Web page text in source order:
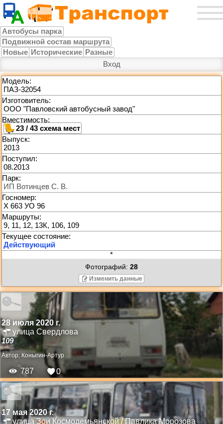
Автобусы парка
Подвижной состав маршрута
Новые Исторические Разные
Вход
Модель:
ПАЗ-32054
Изготовитель:
ООО "Павловский автобусный завод"
Вместимость:
23 / 43
Выпуск:
2013
Поступил:
08.2013
Парк:
ИП Вотинцев С. В.
Госномер:
Х 663 УО 96
Маршруты:
9, 11, 12, 13К, 106, 109
*
Фотографий: 28
Изменить данные
28 июля 2020 г.
улица Свердлова
109
Автор: Коныгин-Артур
787 0
17 мая 2020 г.
улица Зои Космодемьянской / Павлика Морозова